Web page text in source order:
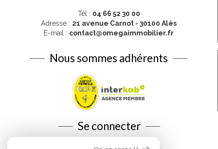
Tél : 04 66 52 30 00
Adresse : 21 avenue Carnot - 30100 Alès
E-mail : contact@omegaimmobilier.fr
Nous sommes adhérents
Se connecter